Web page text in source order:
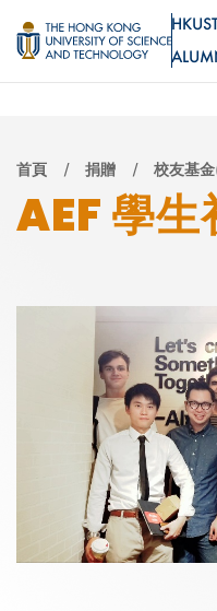
至
主
MORE
UNIVERSITY NEWS
LIFE@HKUST
MAP &
導
航
結
首頁 捐贈 校友基
AEF 學